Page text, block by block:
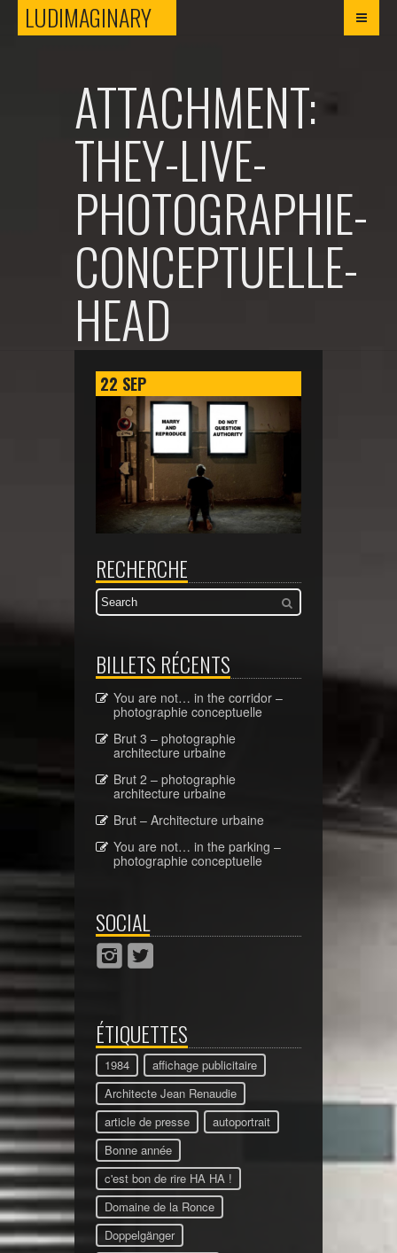
LUDIMAGINARYLUDIMAGINARY
ATTACHMENT:
THEY-LIVE-
PHOTOGRAPHIE-
CONCEPTUELLE-
HEAD
22 SEP
RECHERCHE
BILLETS RÉCENTS
You are not… in the corridor –
photographie conceptuelle
Brut 3 – photographie
architecture urbaine
Brut 2 – photographie
architecture urbaine
Brut – Architecture urbaine
You are not… in the parking –
photographie conceptuelle
SOCIAL
ÉTIQUETTES
1984
affichage publicitaire
Architecte Jean Renaudie
article de presse
autoportrait
Bonne année
c'est bon de rire HA HA !
Domaine de la Ronce
Doppelgänger